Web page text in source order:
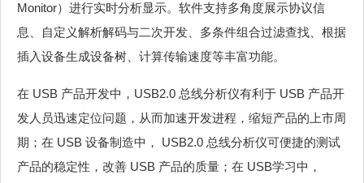
Monitor）进行实时分析显示。软件支持多角度展示协议信
息、自定义解析解码与二次开发、多条件组合过滤查找、根据
插入设备生成设备树、计算传输速度等丰富功能。
在 USB 产品开发中，USB2.0 总线分析仪有利于 USB 产品开
发人员迅速定位问题，从而加速开发进程，缩短产品的上市周
期；在 USB 设备制造中， USB2.0 总线分析仪可便捷的测试
产品的稳定性，改善 USB 产品的质量；在 USB学习中，